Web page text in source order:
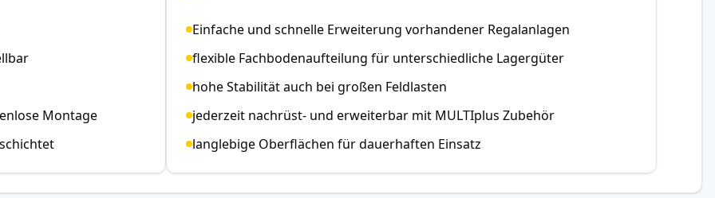
Montage
Einfache und schnelle Erweiterung vorhandener Regalanlagen
flexible Fachbodenaufteilung für unterschiedliche Lagergüter
hohe Stabilität auch bei großen Feldlasten
jederzeit nachrüst- und erweiterbar mit MULTIplus Zubehör
langlebige Oberflächen für dauerhaften Einsatz